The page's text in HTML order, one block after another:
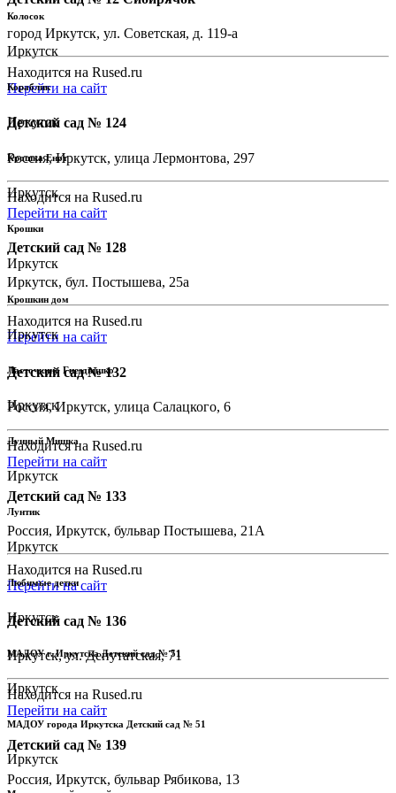
город Иркутск, ул. Советская, д. 119-а
Находится на Rused.ru
Перейти на сайт
Детский сад № 124
Россия, Иркутск, улица Лермонтова, 297
Находится на Rused.ru
Перейти на сайт
Детский сад № 128
Иркутск, бул. Постышева, 25а
Находится на Rused.ru
Перейти на сайт
Детский сад № 132
Россия, Иркутск, улица Салацкого, 6
Находится на Rused.ru
Перейти на сайт
Детский сад № 133
Россия, Иркутск, бульвар Постышева, 21А
Находится на Rused.ru
Перейти на сайт
Детский сад № 136
Иркутск, ул. Депутатская, 71
Находится на Rused.ru
Перейти на сайт
Детский сад № 139
Россия, Иркутск, бульвар Рябикова, 13
Колосок
Иркутск
Кораблик
Иркутск
Крошка Енот
Иркутск
Крошки
Иркутск
Крошкин дом
Иркутск
Ласточкино Гнездышко
Иркутск
Лунный Мишка
Иркутск
Лунтик
Иркутск
Любимые детки
Иркутск
МАДОУ г. Иркутска Детский сад № 51
Иркутск
МАДОУ города Иркутска Детский сад № 51
Иркутск